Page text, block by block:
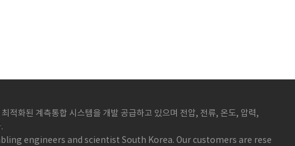
적화된 계측통합 시스템을 개발 공급하고 있으며 전압, 전류, 온도, 압력,
engineers and scientist South Korea. Our customers are rese